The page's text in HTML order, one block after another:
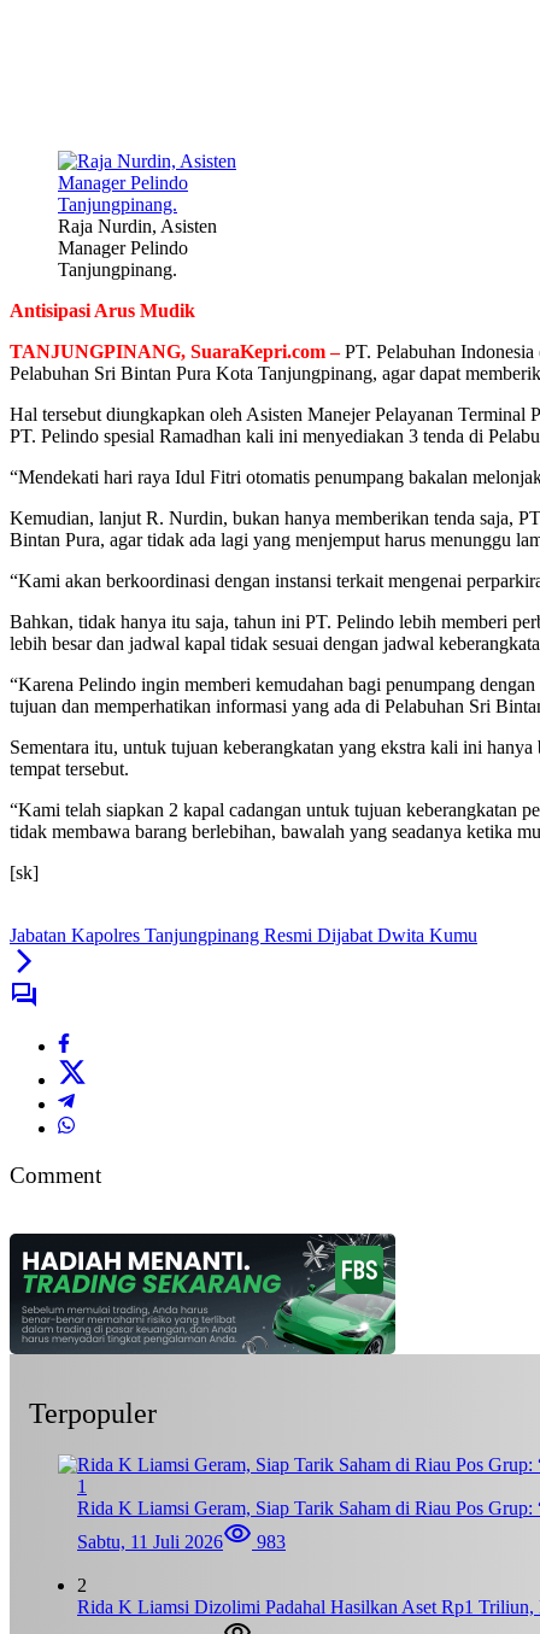
Raja Nurdin, Asisten
Manager Pelindo
Tanjungpinang.
Antisipasi Arus Mudik
TANJUNGPINANG, SuaraKepri.com –PT. Pelabuhan
Pelabuhan Sri Bintan Pura Kota Tanjungpinang, agar dapat
Hal tersebut diungkapkan oleh Asisten Manejer Pelayanan
PT. Pelindo spesial Ramadhan kali ini menyediakan 3 tenda di
“Mendekati hari raya Idul Fitri otomatis penumpang bakalan
Kemudian, lanjut R. Nurdin, bukan hanya memberikan tenda saja,
Bintan Pura, agar tidak ada lagi yang menjemput harus menunggu
“Kami akan berkoordinasi dengan instansi terkait mengenai
Bahkan, tidak hanya itu saja, tahun ini PT. Pelindo lebih memberi
lebih besar dan jadwal kapal tidak sesuai dengan jadwal
“Karena Pelindo ingin memberi kemudahan bagi penumpang
tujuan dan memperhatikan informasi yang ada di Pelabuhan Sri
Sementara itu, untuk tujuan keberangkatan yang ekstra kali ini
tempat tersebut.
“Kami telah siapkan 2 kapal cadangan untuk tujuan keberangkatan
tidak membawa barang berlebihan, bawalah yang seadanya ketika
[sk]
Jabatan Kapolres Tanjungpinang Resmi Dijabat Dwita Kumu
Comment
Terpopuler
1
Rida K Liamsi Geram, Siap Tarik Saham di Riau Pos
Sabtu, 11 Juli 2026
983
2
Rida K Liamsi Dizolimi Padahal Hasilkan Aset Rp1 Triliun,